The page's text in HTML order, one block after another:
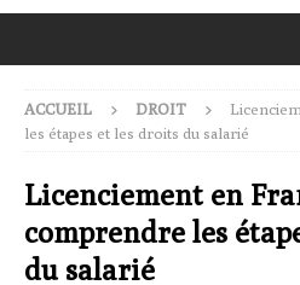
ACCUEIL DROIT
les étapes et les droits du salarié
Licenciement en
comprendre les
du salarié